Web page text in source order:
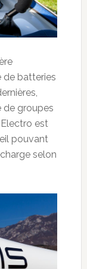
de batteries
de groupes
est
pouvant
selon